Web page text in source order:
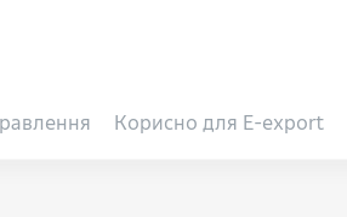
Корисно для E-export